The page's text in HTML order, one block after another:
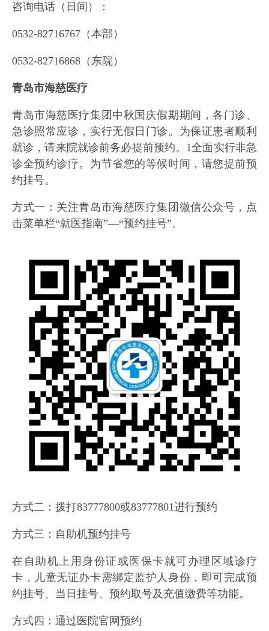
咨询电话（日间）：
0532-82716767（本部）
0532-82716868（东院）
青岛市海慈医疗
青岛市海慈医疗集团中秋国庆假期期间，各门诊、
急诊照常应诊，实行无假日门诊。为保证患者顺利
就诊，请来院就诊前务必提前预约。1全面实行非急
诊全预约诊疗。为节省您的等候时间，请您提前预
约挂号。
方式一：关注青岛市海慈医疗集团微信公众号，点
击菜单栏“就医指南”—“预约挂号”。
方式二：拨打83777800或83777801进行预约
方式三：自助机预约挂号
在自助机上用身份证或医保卡就可办理区域诊疗
卡，儿童无证办卡需绑定监护人身份，即可完成预
约挂号、当日挂号、预约取号及充值缴费等功能。
方式四：通过医院官网预约